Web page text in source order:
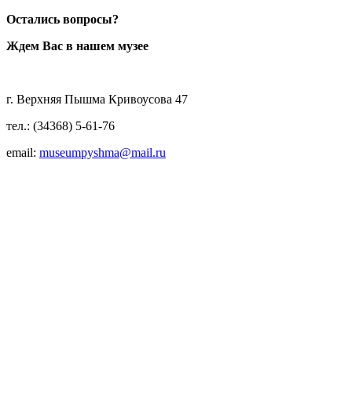
Остались вопросы?
Ждем Вас в нашем музее
г. Верхняя Пышма Кривоусова 47
тел.: (34368) 5-61-76
email: museumpyshma@mail.ru